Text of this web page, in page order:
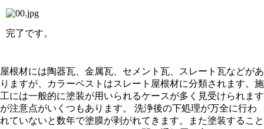
完了です。
屋根材には陶器瓦、金属瓦、セメント瓦、スレート瓦などがあ
りますが、カラーベストはスレート屋根材に分類されます。施
工には一般的に塗装が用いられるケースが多く見受けられます
が注意点がいくつもあります。 洗浄後の下処理が万全に行わ
れていないと数年で塗膜が剥がれてきます。また塗装すること